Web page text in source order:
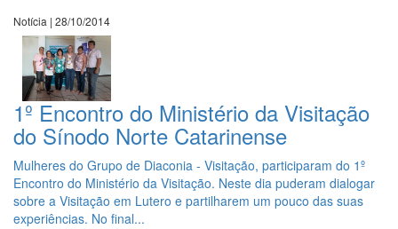
Notícia | 28/10/2014
1º Encontro do Ministério da Visitação
do Sínodo Norte Catarinense
Mulheres do Grupo de Diaconia - Visitação, participaram do 1º
Encontro do Ministério da Visitação. Neste dia puderam dialogar
sobre a Visitação em Lutero e partilharem um pouco das suas
experiências. No final...